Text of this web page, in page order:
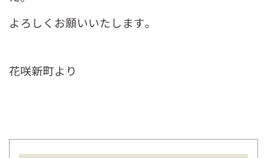
よろしくお願いいたします。
花咲新町より